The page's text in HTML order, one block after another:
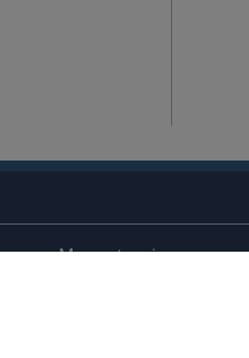
Mapa stranice